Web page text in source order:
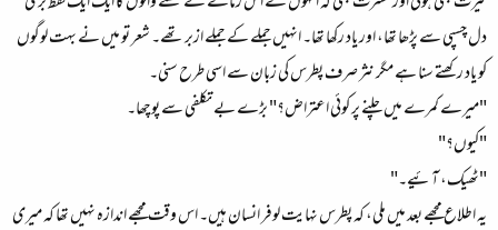
دل چسپی سے پڑھا تھا، اور یاد رکھا تھا۔ انہیں جملے کے جملے ازبر تھے۔ شعر تو میں نے بہت لوگوں
کو یاد رکھتے سنا ہے مگر نثر صرف پطرس کی زبان سے اسی طرح سنی۔
"میرے کمرے میں چلنے پر کوئی اعتراض؟" بڑے بے تکلفی سے پوچھا۔
"کیوں؟"
"ٹھیک، آئیے۔"
یہ اطلاع مجھے بعد میں ملی، کہ پطرس نہایت لوفر انسان ہیں۔ اس وقت مجھے اندازہ نہیں تھا کہ میری